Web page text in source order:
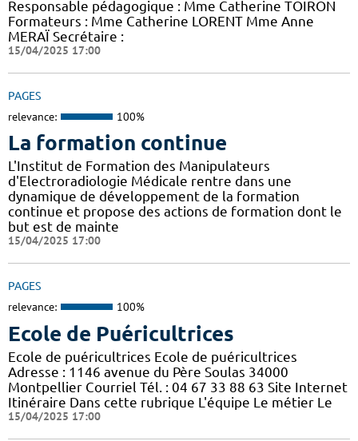
Responsable pédagogique : Mme Catherine TOIRON
Formateurs : Mme Catherine LORENT Mme Anne
MERAÏ Secrétaire :
15/04/2025 17:00
PAGES
relevance: 100%
La formation continue
L'Institut de Formation des Manipulateurs
d'Electroradiologie Médicale rentre dans une
dynamique de développement de la formation
continue et propose des actions de formation dont le
but est de mainte
15/04/2025 17:00
PAGES
relevance: 100%
Ecole de Puéricultrices
Ecole de puéricultrices Ecole de puéricultrices
Adresse : 1146 avenue du Père Soulas 34000
Montpellier Courriel Tél. : 04 67 33 88 63 Site Internet
Itinéraire Dans cette rubrique L'équipe Le métier Le
15/04/2025 17:00